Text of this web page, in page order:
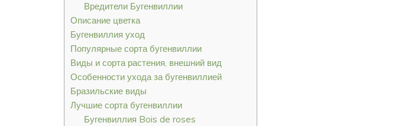
Вредители Бугенвиллии
Описание цветка
Бугенвиллия уход
Популярные сорта бугенвиллии
Виды и сорта растения, внешний вид
Особенности ухода за бугенвиллией
Бразильские виды
Лучшие сорта бугенвиллии
Бугенвиллия Bois de roses